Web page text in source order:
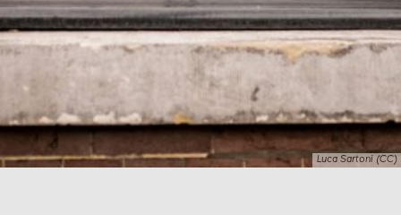
Luca Sartoni (CC)